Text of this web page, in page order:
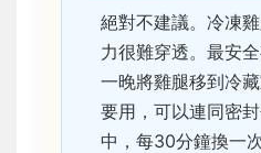
絕對不建議。冷凍
力很難穿透。最安
一晚將雞腿移到冷
要用，可以連同密
中，每30分鐘換一